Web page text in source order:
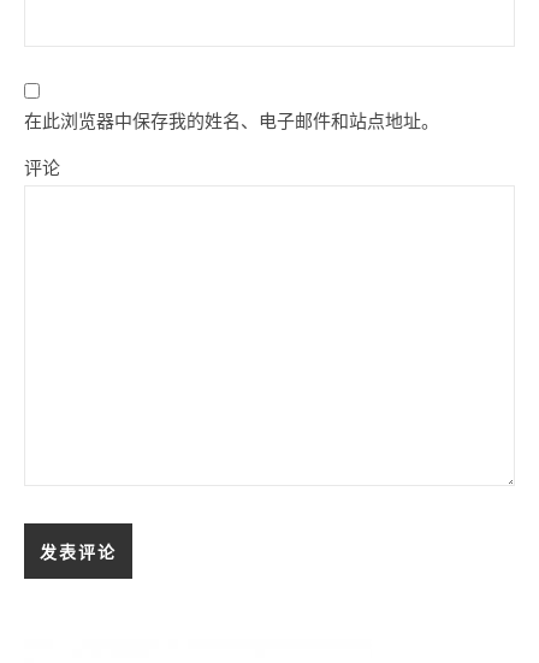
在此浏览器中保存我的姓名、电子邮件和站点地址。
评论